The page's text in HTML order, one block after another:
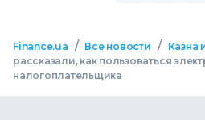
Finance.ua / Все новости / Казна
рассказали, как пользоваться
налогоплательщика